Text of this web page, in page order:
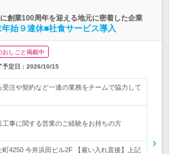
創業100周年を迎える地元に密着した企業
年始９連休■社食サービス導入
おしごと掲載中
予定日： 2026/10/15
受注や契約など一連の業務をチームで協力して
工事に関する営業のご経験をお持ちの方
町4250 今井浜田ビル2F 【雇い入れ直後】上記